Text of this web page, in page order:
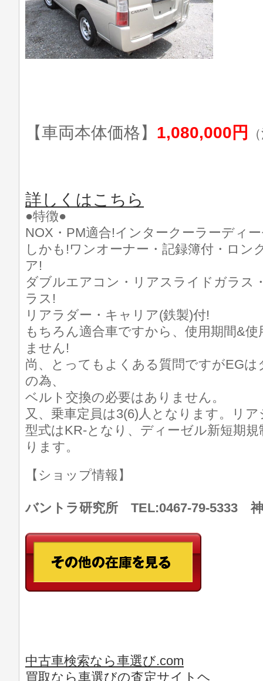
【車両本体価格】 1,080,000円
詳しくはこちら
●特徴●
NOX・PM適合!インタークーラーディ
しかも!ワンオーナー・記録簿付・ロン
ア!
ダブルエアコン・リアスライドガラス
ラス!
リアラダー・キャリア(鉄製)付!
もちろん適合車ですから、使用期間&
ません!
尚、とってもよくある質問ですがEG
の為、
ベルト交換の必要はありません。
又、乗車定員は3(6)人となります。リ
型式はKR-となり、ディーゼル新短期
ります。
【ショップ情報】
バントラ研究所 TEL:0467-79-5333 神
中古車検索なら車選び.com
買取なら車選びの査定サイトヘ